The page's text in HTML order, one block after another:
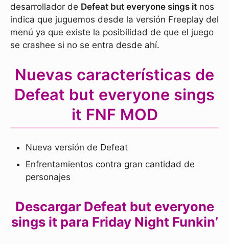
desarrollador de Defeat but everyone sings it nos
indica que juguemos desde la versión Freeplay del
menú ya que existe la posibilidad de que el juego
se crashee si no se entra desde ahí.
Nuevas características de
Defeat but everyone sings
it FNF MOD
Nueva versión de Defeat
Enfrentamientos contra gran cantidad de
personajes
Descargar Defeat but everyone
sings it para Friday Night Funkin’